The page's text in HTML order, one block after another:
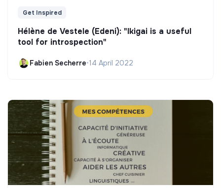
Get Inspired
Hélène de Vestele (Edeni): "Ikigai is a useful
tool for introspection"
Fabien Secherre•14 April 2022